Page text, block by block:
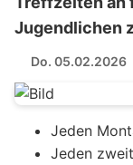
Jugendlichen
Do. 05.02.2026
Jeden
Jeden